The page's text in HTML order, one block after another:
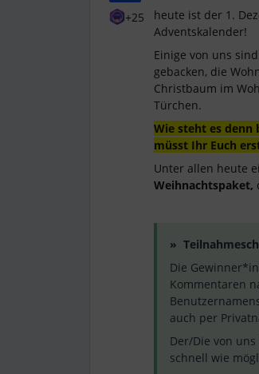
+25
heute ist der 1.
Adventskalender!
Einige von uns
gebacken, die
Christbaum im
Türchen.
Wie steht es denn
müsst Ihr Euch
Unter allen heute
Weihnachtspaket,
»
Die
Kommentaren
auch per
Der/Die von
schnell wie